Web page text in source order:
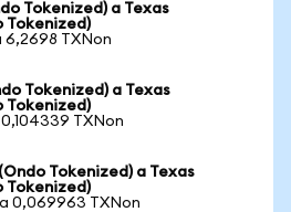
Tokenized) a Texas
Tokenized)
6,2698 TXNon
Tokenized) a Texas
Tokenized)
TXNon
Tokenized) a Texas
Tokenized)
0,069963 TXNon